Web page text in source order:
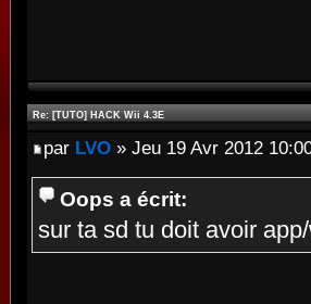
Re: [TUTO] HACK Wii 4.3E
par LVO » Jeu 19 Avr 2012
Oops a écrit:
sur ta sd tu doit avoir